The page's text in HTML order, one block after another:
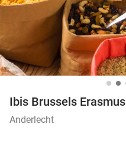
Ibis Brussels Erasmus
Anderlecht